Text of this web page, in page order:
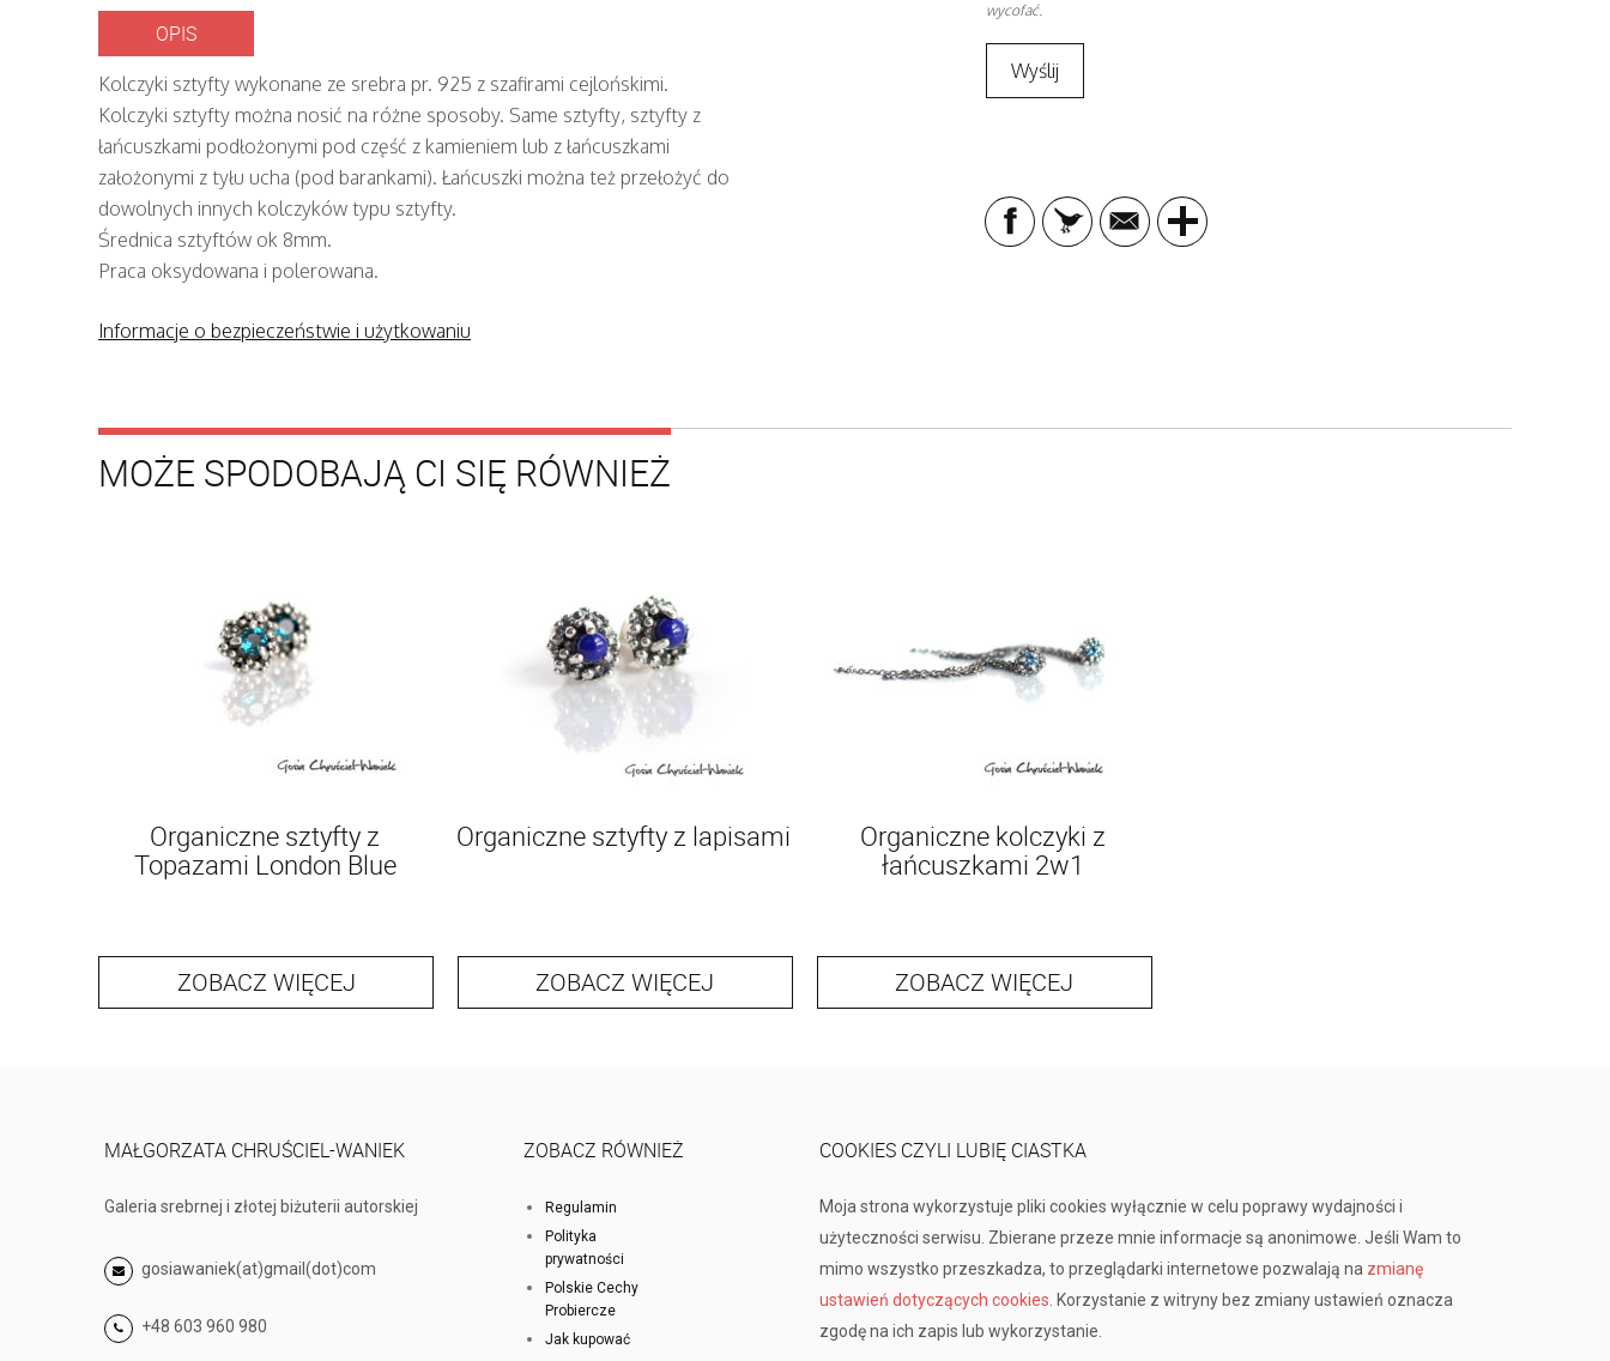
OPIS
Kolczyki sztyfty wykonane ze srebra pr. 925 z szafirami cejlońskimi.
Kolczyki sztyfty można nosić na różne sposoby. Same sztyfty, sztyfty z
łańcuszkami podłożonymi pod część z kamieniem lub z łańcuszkami
założonymi z tyłu ucha (pod barankami). Łańcuszki można też przełożyć do
dowolnych innych kolczyków typu sztyfty.
Średnica sztyftów ok 8mm.
Praca oksydowana i polerowana.
Informacje o bezpieczeństwie i użytkowaniu
wycofać.
MOŻE SPODOBAJĄ CI SIĘ RÓWNIEŻ
Organiczne sztyfty z
Topazami London Blue
ZOBACZ WIĘCEJ
Organiczne sztyfty z lapisami
ZOBACZ WIĘCEJ
Organiczne kolczyki z
łańcuszkami 2w1
ZOBACZ WIĘCEJ
MAŁGORZATA CHRUŚCIEL-WANIEK
Galeria srebrnej i złotej biżuterii autorskiej
gosiawaniek(at)gmail(dot)com
+48 603 960 980
ZOBACZ RÓWNIEŻ
Regulamin
Polityka
prywatności
Polskie Cechy
Probiercze
Jak kupować
COOKIES CZYLI LUBIĘ CIASTKA
Moja strona wykorzystuje pliki cookies wyłącznie w celu poprawy wydajności i
użyteczności serwisu. Zbierane przeze mnie informacje są anonimowe. Jeśli Wam to
mimo wszystko przeszkadza, to przeglądarki internetowe pozwalają na zmianę
ustawień dotyczących cookies . Korzystanie z witryny bez zmiany ustawień oznacza
zgodę na ich zapis lub wykorzystanie.